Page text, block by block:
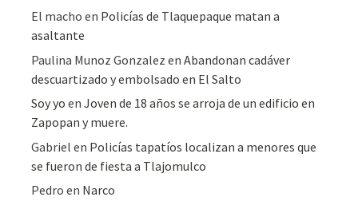
El macho en Policías de Tlaquepaque matan a
asaltante
Paulina Munoz Gonzalez enAbandonan cadáver
descuartizado y embolsado en El Salto
Soy yo enJoven de 18 años se arroja de un edificio en
Zapopan y muere.
Gabriel en Policías tapatíos localizan a menores que
se fueron de fiesta a Tlajomulco
Pedro en Narco